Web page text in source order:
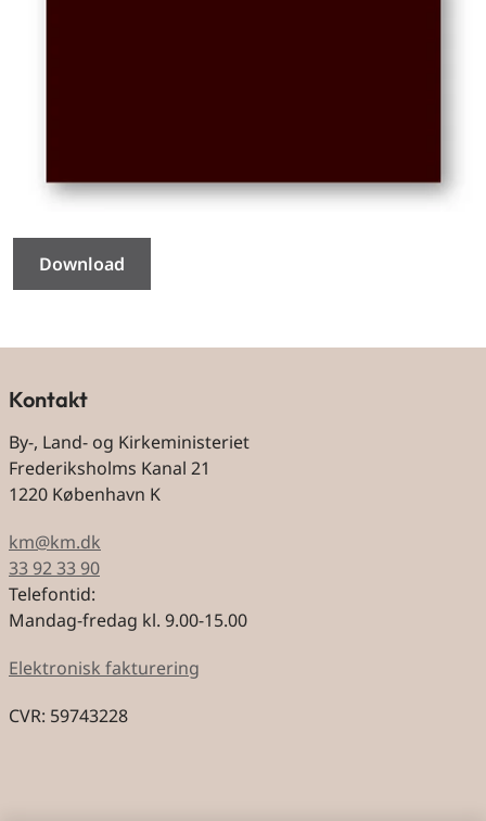
Download
Kontakt
By-, Land- og Kirkeministeriet
Frederiksholms Kanal 21
1220 København K
km@km.dk
33 92 33 90
Telefontid:
Mandag-fredag kl. 9.00-15.00
Elektronisk fakturering
CVR: 59743228